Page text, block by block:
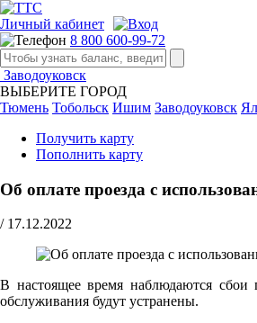
Личный кабинет
8 800 600-99-72
Заводоуковск
ВЫБЕРИТЕ ГОРОД
Тюмень Тобольск Ишим Заводоуковск
Получить карту
Пополнить карту
Об оплате проезда с
/ 17.12.2022
В настоящее время наблюдаются сбои
обслуживания будут устранены.